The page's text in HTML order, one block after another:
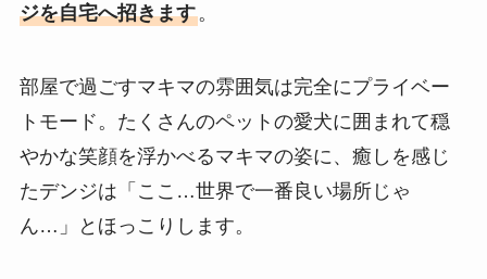
ジを自宅へ招きます。
部屋で過ごすマキマの雰囲気は完全にプライベー
トモード。たくさんのペットの愛犬に囲まれて穏
やかな笑顔を浮かべるマキマの姿に、癒しを感じ
たデンジは「ここ…世界で一番良い場所じゃ
ん…」とほっこりします。